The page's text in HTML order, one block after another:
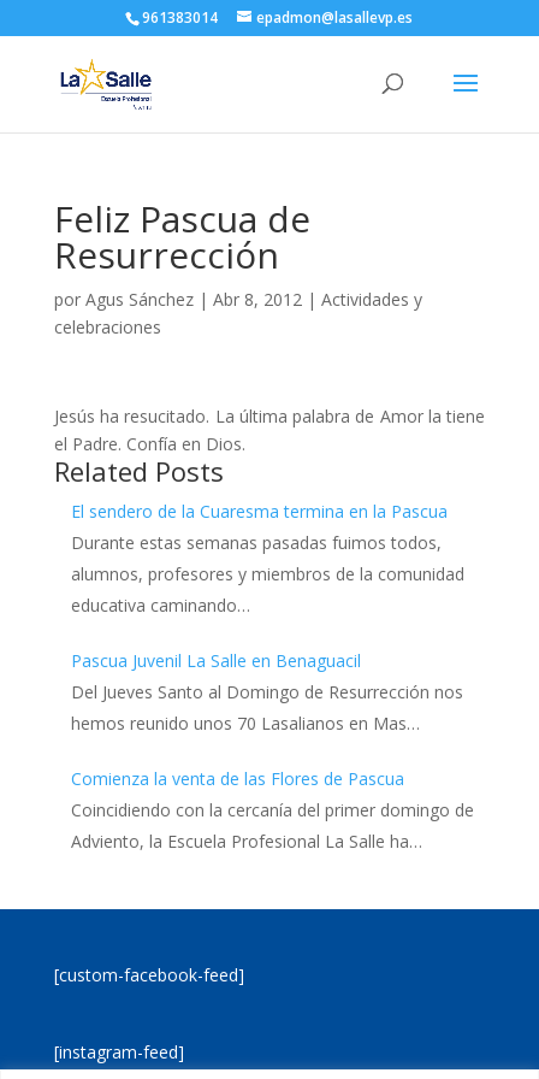
961383014 epadmon@lasallevp.es
Feliz Pascua de
Resurrección
por Agus Sánchez| Abr 8, 2012| Actividades y
celebraciones
Jesús ha resucitado. La última palabra de Amor la tiene
el Padre. Confía en Dios.
Related Posts
El sendero de la Cuaresma termina en la Pascua
Durante estas semanas pasadas fuimos todos,
alumnos, profesores y miembros de la comunidad
educativa caminando…
Pascua Juvenil La Salle en Benaguacil
Del Jueves Santo al Domingo de Resurrección nos
hemos reunido unos 70 Lasalianos en Mas…
Comienza la venta de las Flores de Pascua
Coincidiendo con la cercanía del primer domingo de
Adviento, la Escuela Profesional La Salle ha…
[custom-facebook-feed]
[instagram-feed]